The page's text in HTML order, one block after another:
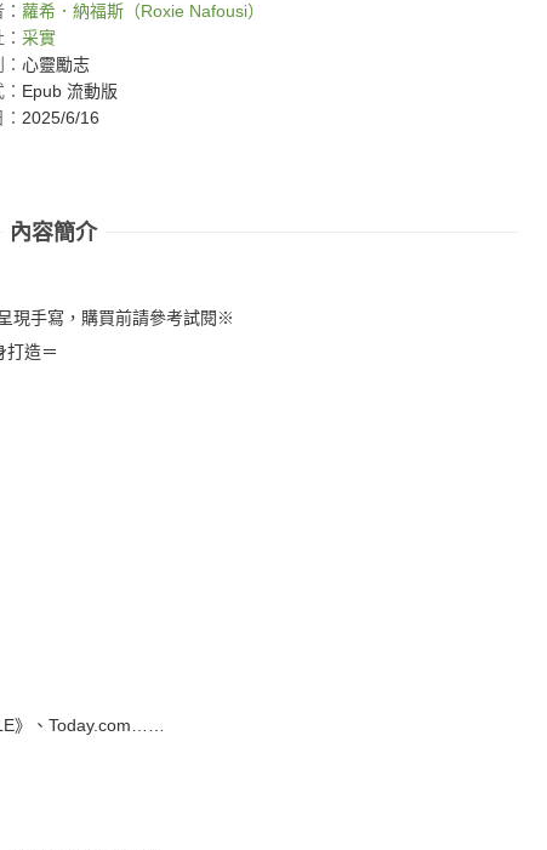
蘿希．納福斯（Roxie Nafousi）
采實
心靈勵志
Epub 流動版
2025/6/16
內容簡介
現手寫，購買前請參考試閱※
打造＝
》、Today.com……